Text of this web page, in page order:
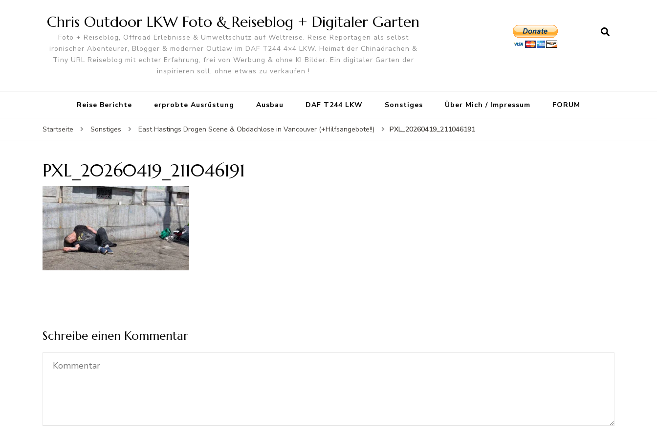
Chris Outdoor LKW Foto & Reiseblog + Digitaler Garten
Foto + Reiseblog, Offroad Erlebnisse & Umweltschutz auf Weltreise. Reise Reportagen als selbst
ironischer Abenteurer, Blogger & moderner Outlaw im DAF T244 4×4 LKW. Heimat der Chinadrachen &
Tiny URL Reiseblog mit echter Erfahrung, frei von Werbung & ohne KI Bilder. Ein digitaler Garten der
inspirieren soll, ohne etwas zu verkaufen !
Reise Berichte erprobte Ausrüstung Ausbau DAF T244 LKW Sonstiges Über Mich / Impressum FORUM
Startseite Sonstiges East Hastings Drogen Scene & Obdachlose in Vancouver (+Hilfsangebote!!) PXL_20260419_211046191
PXL_20260419_211046191
Schreibe einen Kommentar